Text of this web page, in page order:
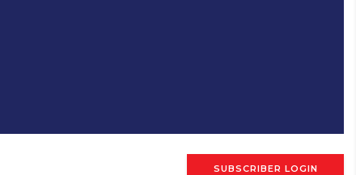
SUBSCRIBER LOGIN